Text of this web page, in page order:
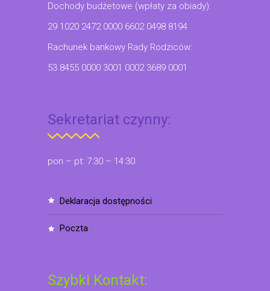
Dochody budżetowe (wpłaty za obiady):
29 1020 2472 0000 6602 0498 8194
Rachunek bankowy Rady Rodziców:
53 8455 0000 3001 0002 3689 0001
Sekretariat czynny:
pon – pt: 7:30 – 14:30
deklaracja dostępności
poczta
Szybki Kontakt: